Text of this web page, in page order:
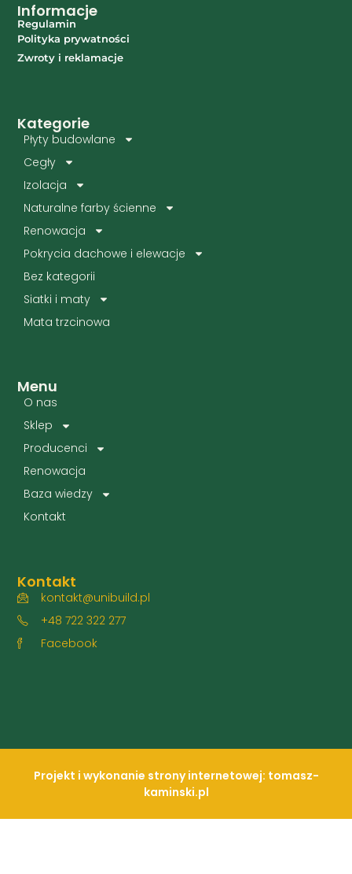
Menu
O nas
Sklep
Producenci
Renowacja
Baza wiedzy
Kontakt
Kategorie
Płyty budowlane
Cegły
Izolacja
Naturalne farby ścienne
Renowacja
Pokrycia dachowe i elewacje
Bez kategorii
Siatki i maty
Mata trzcinowa
Kontakt
kontakt@unibuild.pl
+48 722 322 277
Facebook
Informacje
Regulamin
Polityka prywatności
Zwroty i reklamacje
Projekt i wykonanie strony internetowej: tomasz-
kaminski.pl